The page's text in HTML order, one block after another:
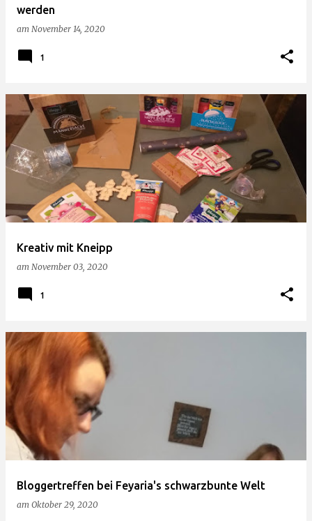
werden
am November 14, 2020
1
Kreativ mit Kneipp
am November 03, 2020
1
Bloggertreffen bei Feyaria's schwarzbunte Welt
am Oktober 29, 2020